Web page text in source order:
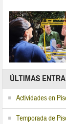
ÚLTIMAS
Actividades en
Temporada de